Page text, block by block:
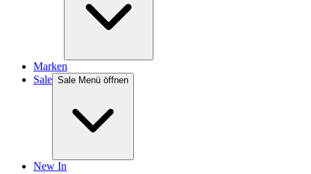
Marken
Sale Sale Menü öffnen
New In